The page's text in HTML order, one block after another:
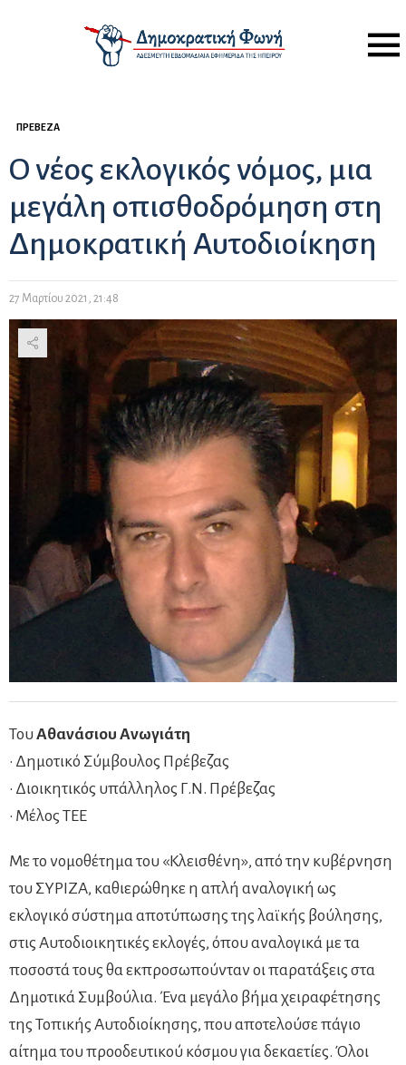
Menu
ΠΡΈΒΕΖΑ
Ο νέος εκλογικός νόμος, μια
μεγάλη οπισθοδρόμηση στη
Δημοκρατική Αυτοδιοίκηση
27 Μαρτίου 2021, 21:48
Του Αθανάσιου Ανωγιάτη
• Δημοτικό Σύμβουλος Πρέβεζας
• Διοικητικός υπάλληλος Γ.Ν. Πρέβεζας
• Μέλος ΤΕΕ
Με το νομοθέτημα του «Κλεισθένη», από την κυβέρνηση
του ΣΥΡΙΖΑ, καθιερώθηκε η απλή αναλογική ως
εκλογικό σύστημα αποτύπωσης της λαϊκής βούλησης,
στις Αυτοδιοικητικές εκλογές, όπου αναλογικά με τα
ποσοστά τους θα εκπροσωπούνταν οι παρατάξεις στα
Δημοτικά Συμβούλια. Ένα μεγάλο βήμα χειραφέτησης
της Τοπικής Αυτοδιοίκησης, που αποτελούσε πάγιο
αίτημα του προοδευτικού κόσμου για δεκαετίες. Όλοι